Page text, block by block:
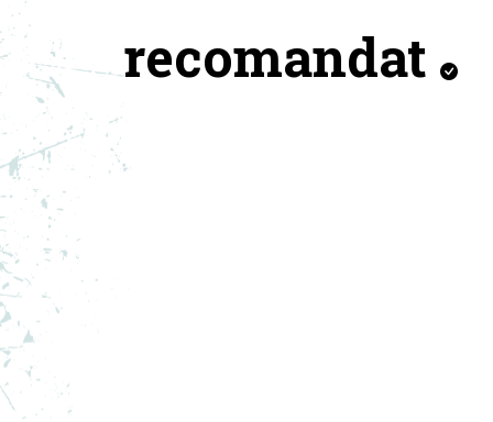
recomandat